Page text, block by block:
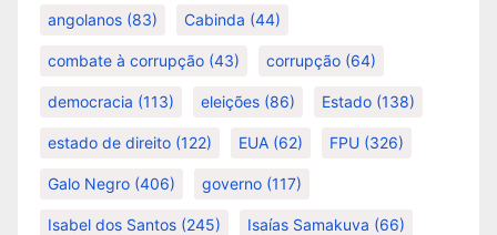
angolanos (83) Cabinda (44)
combate à corrupção (43) corrupção (64)
democracia (113) eleições (86) Estado (138)
estado de direito (122) EUA (62) FPU (326)
Galo Negro (406) governo (117)
Isabel dos Santos (245) Isaías Samakuva (66)